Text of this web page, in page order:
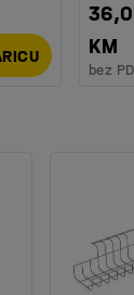
KM
bez